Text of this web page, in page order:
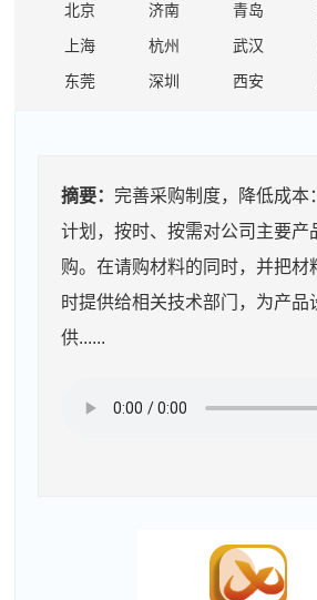
北京 济南 青岛
上海
杭州 武汉
东莞
深圳 西安
摘要： 完善采购制度，降低成本
计划，按时、按需对公司主要产
购。在请购材料的同时，并把材
时提供给相关技术部门，为产品
供......